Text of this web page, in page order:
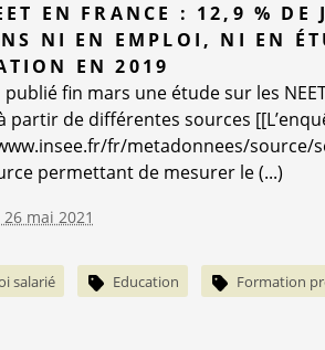
EN FRANCE : 12,9 % DE
NI EN EMPLOI, NI EN
EN 2019
publié fin mars une étude sur les
partir de différentes sources
fr/metadonnees/source/
permettant de mesurer le (...)
mai 2021
salarié Education Formation